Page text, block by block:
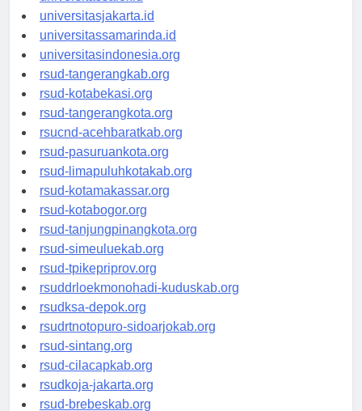
universitassalor.id
universitasjakarta.id
universitassamarinda.id
universitasindonesia.org
rsud-tangerangkab.org
rsud-kotabekasi.org
rsud-tangerangkota.org
rsucnd-acehbaratkab.org
rsud-pasuruankota.org
rsud-limapuluhkotakab.org
rsud-kotamakassar.org
rsud-kotabogor.org
rsud-tanjungpinangkota.org
rsud-simeuluekab.org
rsud-tpikepriprov.org
rsuddrloekmonohadi-kuduskab.org
rsudksa-depok.org
rsudrtnotopuro-sidoarjokab.org
rsud-sintang.org
rsud-cilacapkab.org
rsudkoja-jakarta.org